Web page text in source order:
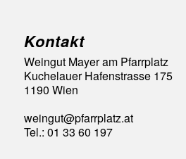
Kontakt
Weingut Mayer am Pfarrplatz
Kuchelauer Hafenstrasse 175
1190 Wien
weingut@pfarrplatz.at
Tel.: 01 33 60 197